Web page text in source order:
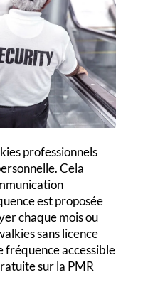
professionnels
Cela
est proposée
chaque mois ou
sans licence
fréquence accessible
sur la PMR